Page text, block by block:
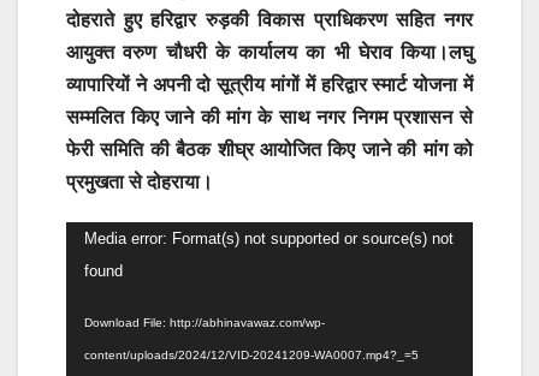
दोहराते हुए हरिद्वार रुड़की विकास प्राधिकरण सहित नगर
आयुक्त वरुण चौधरी के कार्यालय का भी घेराव किया।लघु
व्यापारियों ने अपनी दो सूत्रीय मांगों में हरिद्वार स्मार्ट योजना में
सम्मलित किए जाने की मांग के साथ नगर निगम प्रशासन से
फेरी समिति की बैठक शीघ्र आयोजित किए जाने की मांग को
प्रमुखता से दोहराया।
Video
Player
Media error: Format(s) not supported or source(s) not
found
Download File: http://abhinavawaz.com/wp-
content/uploads/2024/12/VID-20241209-WA0007.mp4?_=5